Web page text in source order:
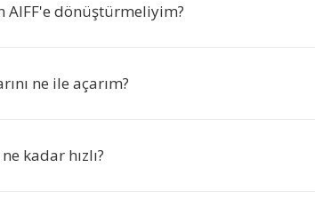
AIFF'e dönüştürmeliyim?
ne ile açarım?
kadar hızlı?